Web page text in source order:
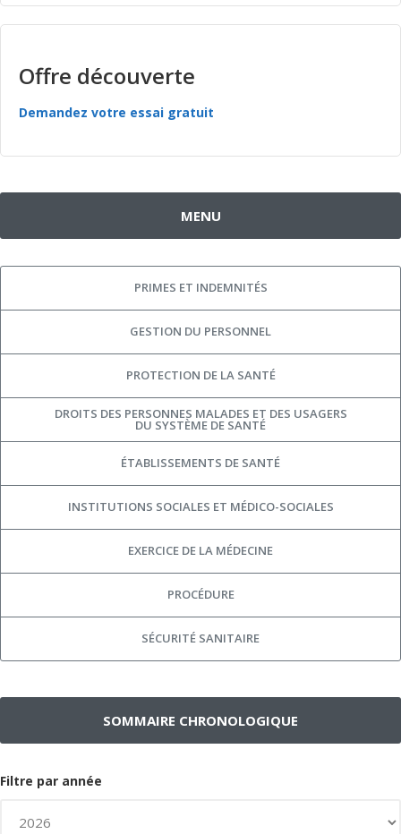
Offre découverte
Demandez votre essai gratuit
MENU
PRIMES ET INDEMNITÉS
GESTION DU PERSONNEL
PROTECTION DE LA SANTÉ
DROITS DES PERSONNES MALADES ET DES USAGERS
DU SYSTÈME DE SANTÉ
ÉTABLISSEMENTS DE SANTÉ
INSTITUTIONS SOCIALES ET MÉDICO-SOCIALES
EXERCICE DE LA MÉDECINE
PROCÉDURE
SÉCURITÉ SANITAIRE
SOMMAIRE CHRONOLOGIQUE
Filtre par année